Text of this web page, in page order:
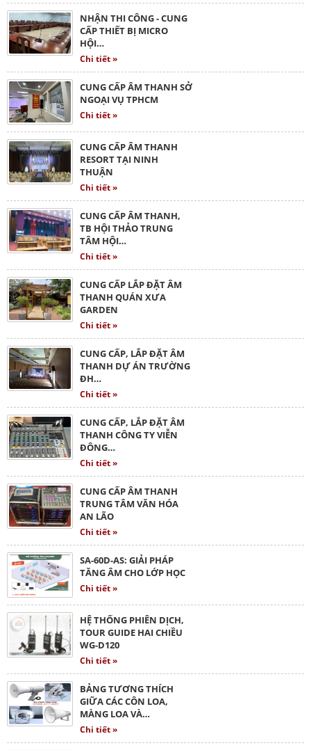
NHẬN THI CÔNG - CUNG
CẤP THIẾT BỊ MICRO
HỘI…
Chi tiết »
CUNG CẤP ÂM THANH SỞ
NGOẠI VỤ TPHCM
Chi tiết »
CUNG CẤP ÂM THANH
RESORT TẠI NINH
THUẬN
Chi tiết »
CUNG CẤP ÂM THANH,
TB HỘI THẢO TRUNG
TÂM HỘI…
Chi tiết »
CUNG CẤP LẮP ĐẶT ÂM
THANH QUÁN XƯA
GARDEN
Chi tiết »
CUNG CẤP, LẮP ĐẶT ÂM
THANH DỰ ÁN TRƯỜNG
ĐH…
Chi tiết »
CUNG CẤP, LẮP ĐẶT ÂM
THANH CÔNG TY VIỄN
ĐÔNG…
Chi tiết »
CUNG CẤP ÂM THANH
TRUNG TÂM VĂN HÓA
AN LÃO
Chi tiết »
SA-60D-AS: GIẢI PHÁP
TĂNG ÂM CHO LỚP HỌC
Chi tiết »
HỆ THỐNG PHIÊN DỊCH,
TOUR GUIDE HAI CHIỀU
WG-D120
Chi tiết »
BẢNG TƯƠNG THÍCH
GIỮA CÁC CÔN LOA,
MÀNG LOA VÀ…
Chi tiết »